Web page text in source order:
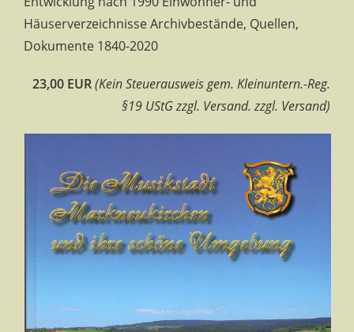
Häuserverzeichnisse Archivbestände, Quellen,
Dokumente 1840-2020
23,00 EUR(Kein Steuerausweis gem. Kleinuntern.-Reg.
§19 UStG zzgl. Versand. zzgl. Versand)